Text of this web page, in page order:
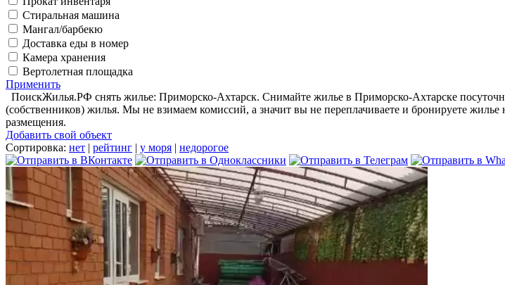
Стиральная машина
Мангал/барбекю
Доставка еды в номер
Камера хранения
Вертолетная площадка
Применить
ПоискЖилья.РФ снять жилье: Приморско-Ахтарск. Снимайте жилье в Приморско-Ахтарске
(собственников) жилья. Мы не взимаем комиссий, а значит вы не переплачиваете и бронируете жилье
размещения.
Добавить свой объект
Сортировка: нет | рейтинг | у моря | недорогое